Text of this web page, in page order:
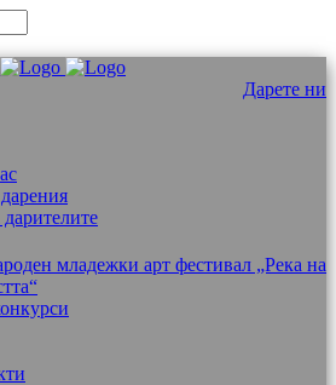
Дарете ни
младежки арт фестивал „Река на